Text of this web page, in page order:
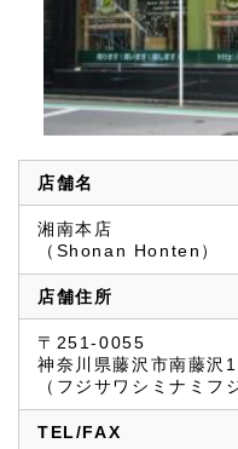
店舗名
湘南本店
（Shonan Honten）
店舗住所
〒251-0055
神奈川県藤沢市南藤沢
（フジサワシミナミフ
TEL/FAX